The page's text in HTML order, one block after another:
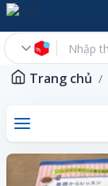
Trang chủ